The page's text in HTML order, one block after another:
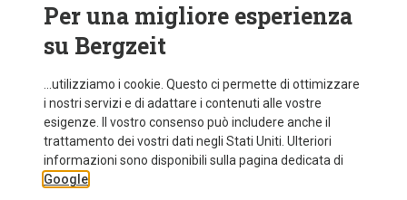
+1 Taglie
Giacca Beta uomo
399,95 €
Per una migliore esperienza
su Bergzeit
...utilizziamo i cookie. Questo ci permette di ottimizzare
i nostri servizi e di adattare i contenuti alle vostre
esigenze. Il vostro consenso può includere anche il
trattamento dei vostri dati negli Stati Uniti. Ulteriori
informazioni sono disponibili sulla pagina dedicata di
Google